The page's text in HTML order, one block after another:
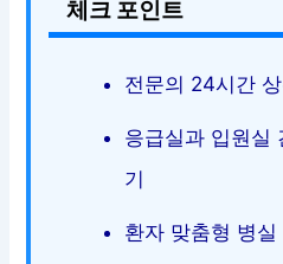
체크 포인트
전문의 24시간
응급실과 입원실
기
환자 맞춤형 병